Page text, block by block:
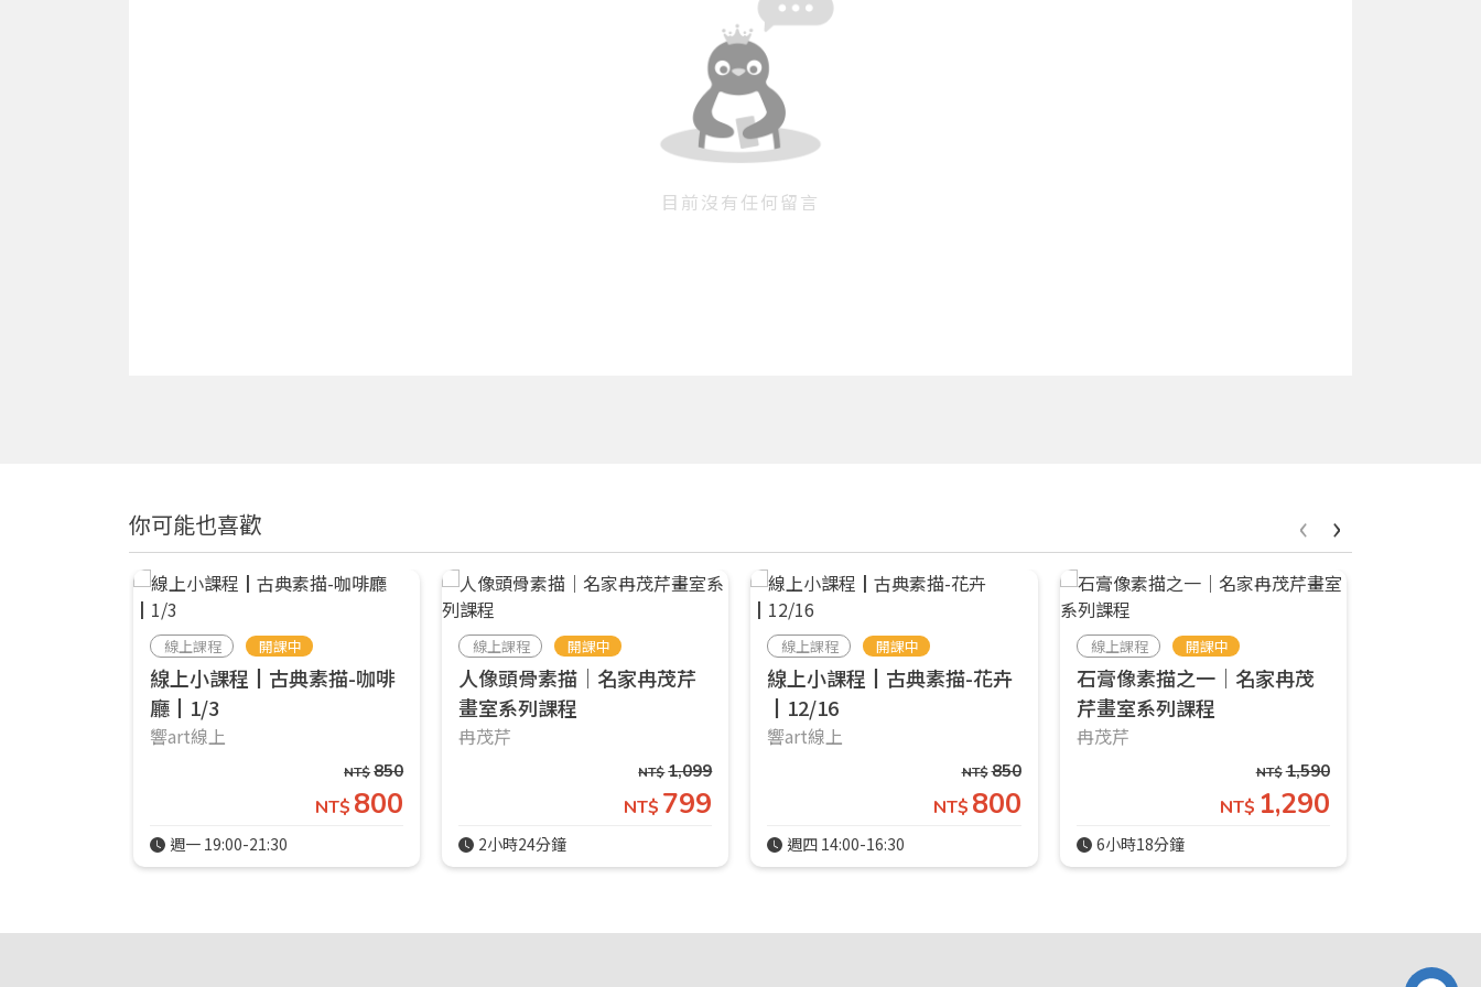
目前沒有任何留言
你可能也喜歡
線上課程 開課中
線上小課程┃古典素描-咖啡
廳┃1/3
響art線上
NT$850
NT$ 800
週一 19:00-21:30
線上課程 開課中
人像頭骨素描｜名家冉茂芹
畫室系列課程
冉茂芹
NT$1,099
NT$ 799
2小時24分鐘
線上課程 開課中
線上小課程┃古典素描-花卉
┃12/16
響art線上
NT$850
NT$ 800
週四 14:00-16:30
線上課程 開課中
石膏像素描之一｜名家冉茂
芹畫室系列課程
冉茂芹
NT$1,590
NT$ 1,290
6小時18分鐘
‹ ›